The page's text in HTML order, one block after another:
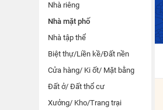
Nhà riêng
Nhà mặt phố
Nhà tập thể
Biệt thự/Liền kề/Đất nền
Cửa hàng/ Ki ốt/ Mặt bằng
Đất ở/ Đất thổ cư
Xưởng/ Kho/Trang trại